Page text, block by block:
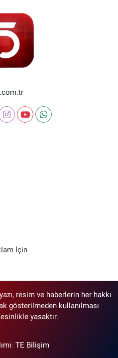
İçin
resim ve haberlerin her hakkı
gösterilmeden kullanılması
yasaktır.
: TE Bilişim